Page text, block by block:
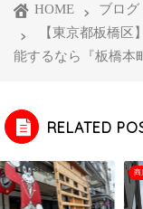
HOME ブログ
【東京都板橋
能するなら『板橋本
RELATED
商